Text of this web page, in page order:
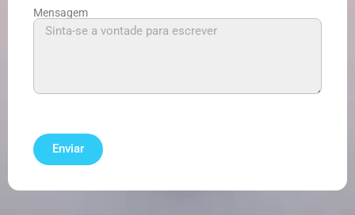
Mensagem
Enviar